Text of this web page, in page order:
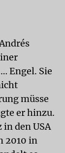
Engel. Sie
müsse
er hinzu.
in den USA
2010 in